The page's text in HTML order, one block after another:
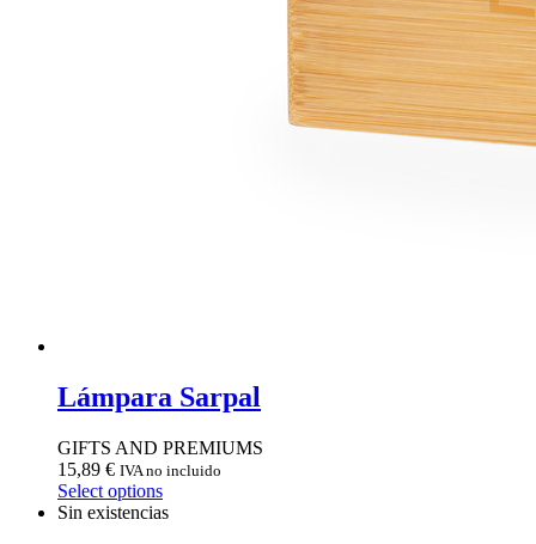
Lámpara Sarpal
GIFTS AND PREMIUMS
15,89 € IVA no incluido
Select options
Sin existencias